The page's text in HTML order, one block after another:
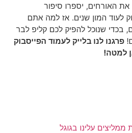
את האורחים, יספרו סיפור
לעוד המון שנים. אז למה אתם
בכדי שנוכל להפיק לכם קליפ לבר
פרגנו לנו בלייק לעמוד הפייסבוק
למטה!
ממליצים עלינו בגוגל